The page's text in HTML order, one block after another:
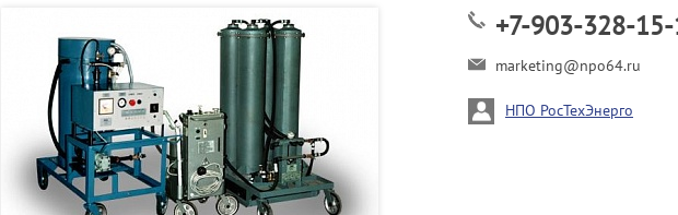
+7-903-328-
marketing@npo64.ru
НПО РосТехЭнерго